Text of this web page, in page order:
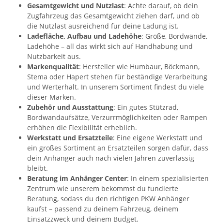
Gesamtgewicht und Nutzlast: Achte darauf, ob dein
Zugfahrzeug das Gesamtgewicht ziehen darf, und ob
die Nutzlast ausreichend für deine Ladung ist.
Ladefläche, Aufbau und Ladehöhe: Größe, Bordwände,
Ladehöhe – all das wirkt sich auf Handhabung und
Nutzbarkeit aus.
Markenqualität: Hersteller wie Humbaur, Böckmann,
Stema oder Hapert stehen für beständige Verarbeitung
und Werterhalt. In unserem Sortiment findest du viele
dieser Marken.
Zubehör und Ausstattung: Ein gutes Stützrad,
Bordwandaufsätze, Verzurrmöglichkeiten oder Rampen
erhöhen die Flexibilität erheblich.
Werkstatt und Ersatzteile: Eine eigene Werkstatt und
ein großes Sortiment an Ersatzteilen sorgen dafür, dass
dein Anhänger auch nach vielen Jahren zuverlässig
bleibt.
Beratung im Anhänger Center: In einem spezialisierten
Zentrum wie unserem bekommst du fundierte
Beratung, sodass du den richtigen PKW Anhänger
kaufst – passend zu deinem Fahrzeug, deinem
Einsatzzweck und deinem Budget.